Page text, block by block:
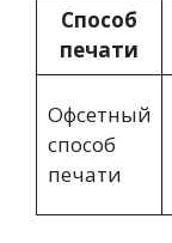
Способ
печати
Офсетный
способ
печати